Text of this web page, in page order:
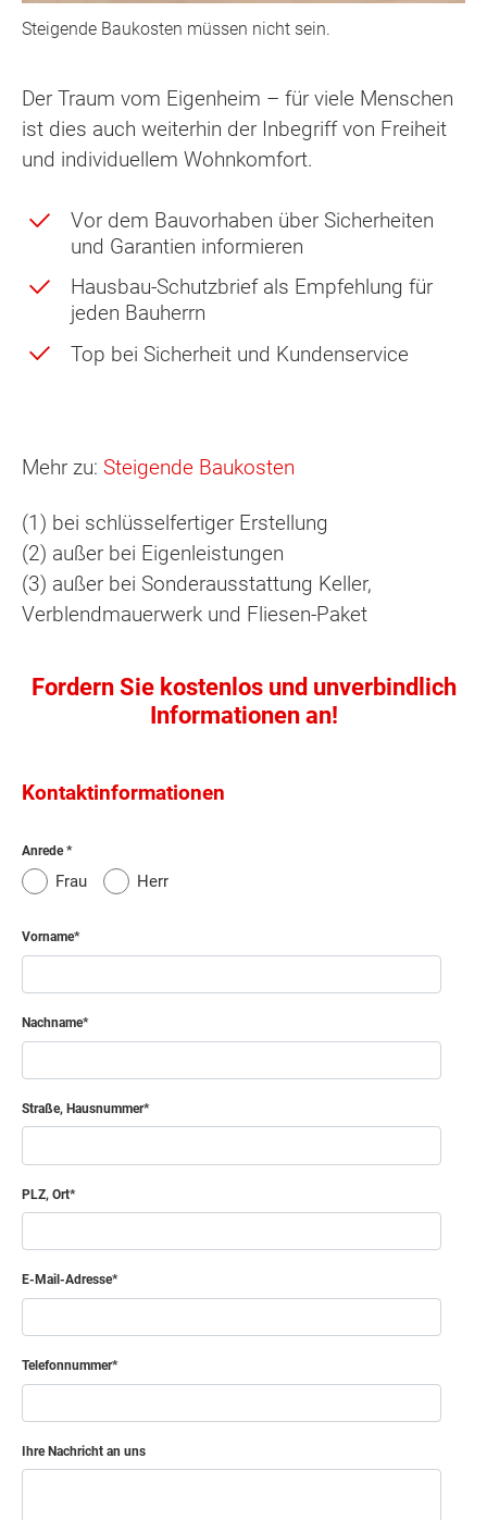
Steigende Baukosten müssen nicht sein.
Der Traum vom Eigenheim – für viele Menschen
ist dies auch weiterhin der Inbegriff von Freiheit
und individuellem Wohnkomfort.
Vor dem Bauvorhaben über Sicherheiten
und Garantien informieren
Hausbau-Schutzbrief als Empfehlung für
jeden Bauherrn
Top bei Sicherheit und Kundenservice
Mehr zu: Steigende Baukosten
(1) bei schlüsselfertiger Erstellung
(2) außer bei Eigenleistungen
(3) außer bei Sonderausstattung Keller,
Verblendmauerwerk und Fliesen-Paket
Fordern Sie kostenlos und unverbindlich
Informationen an!
Kontaktinformationen
Anrede
Frau Herr
Vorname
Nachname
Straße, Hausnummer
PLZ, Ort
E-Mail-Adresse
Telefonnummer
Ihre Nachricht an uns